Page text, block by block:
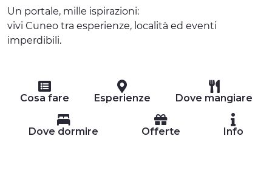
Un portale, mille ispirazioni:
vivi Cuneo tra esperienze, località ed eventi
imperdibili.
Cosa fare Esperienze Dove mangiare
Dove dormire Offerte Info